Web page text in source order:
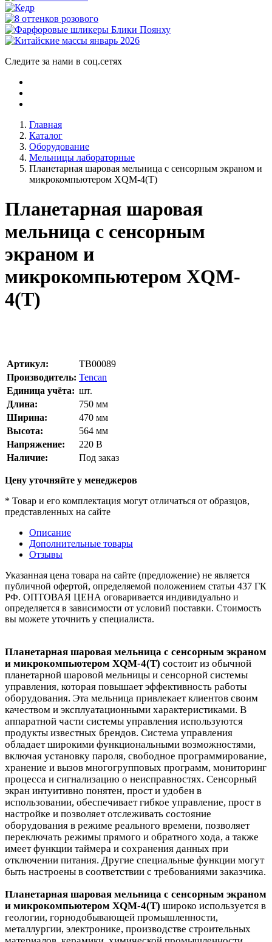
Следите за нами в соц.сетях
Главная
Каталог
Оборудование
Мельницы лабораторные
Планетарная шаровая мельница с сенсорным экраном и
микрокомпьютером XQM-4(T)
Планетарная шаровая
мельница с сенсорным
экраном и
микрокомпьютером XQM-
4(T)
Артикул:
TB00089
Производитель: Tencan
Единица учёта: шт.
Длина:
750 мм
Ширина:
470 мм
Высота:
564 мм
Напряжение:
220 В
Наличие:
Под заказ
Цену уточняйте у менеджеров
* Товар и его комплектация могут отличаться от образцов,
представленных на сайте
Описание
Дополнительные товары
Отзывы
Указанная цена товара на сайте (предложение) не является
публичной офертой, определяемой положением статьи 437 ГК
РФ. ОПТОВАЯ ЦЕНА оговаривается индивидуально и
определяется в зависимости от условий поставки. Стоимость
вы можете уточнить у специалиста.
Планетарная шаровая мельница с сенсорным экраном
и микрокомпьютером XQM-4(T) состоит из обычной
планетарной шаровой мельницы и сенсорной системы
управления, которая повышает эффективность работы
оборудования. Эта мельница привлекает клиентов своим
качеством и эксплуатационными характеристиками. В
аппаратной части системы управления используются
продукты известных брендов. Система управления
обладает широкими функциональными возможностями,
включая установку пароля, свободное программирование,
хранение и вызов многогрупповых программ, мониторинг
процесса и сигнализацию о неисправностях. Сенсорный
экран интуитивно понятен, прост и удобен в
использовании, обеспечивает гибкое управление, прост в
настройке и позволяет отслеживать состояние
оборудования в режиме реального времени, позволяет
переключать режимы прямого и обратного хода, а также
имеет функции таймера и сохранения данных при
отключении питания. Другие специальные функции могут
быть настроены в соответствии с требованиями заказчика.
Планетарная шаровая мельница с сенсорным экраном
и микрокомпьютером XQM-4(T) широко используется в
геологии, горнодобывающей промышленности,
металлургии, электронике, производстве строительных